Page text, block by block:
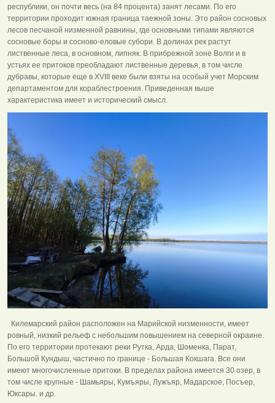
республики, он почти весь (на 84 процента) занят лесами. По его
территории проходит южная граница таежной зоны. Это район сосновых
лесов песчаной низменной равнины, где основными типами являются
сосновые боры и сосново-еловые субори. В долинах рек растут
лиственные леса, в основном, липняк. В прибрежной зоне Волги и в
устьях ее притоков преобладают лиственные деревья, в том числе
дубравы, которые еще в XVIII веке были взяты на особый учет Морским
департаментом для кораблестроения. Приведенная выше
характеристика имеет и исторический смысл.
Килемарский район расположен на Марийской низменности, имеет
ровный, низкий рельеф с небольшим повышением на северной окраине.
По его территории протекают реки Рутка, Арда, Шоменка, Парат,
Большой Кундыш, частично по границе - Большая Кокшага. Все они
имеют многочисленные притоки. В пределах района имеется 30 озер, в
том числе крупные - Шамьяры, Кумъяры, Лужъяр, Мадарское, Посъер,
Юксары. и др.